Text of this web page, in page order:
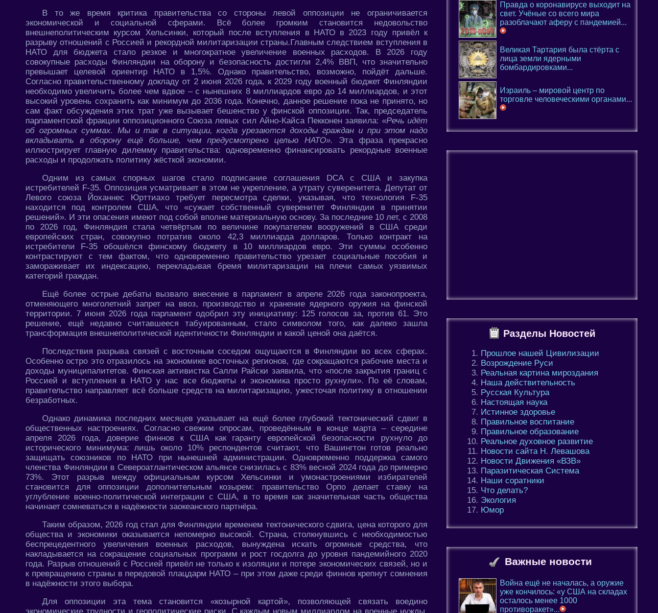
В то же время критика правительства со стороны левой оппозиции не ограничивается
экономической и социальной сферами. Всё более громким становится недовольство
внешнеполитическим курсом Хельсинки, который после вступления в НАТО в 2023 году привёл к
разрыву отношений с Россией и рекордной милитаризации страны.Главным следствием вступления в
НАТО для бюджета стало резкое и многократное увеличение военных расходов. В 2026 году
совокупные расходы Финляндии на оборону и безопасность достигли 2,4% ВВП, что значительно
превышает целевой ориентир НАТО в 1,5%. Однако правительство, возможно, пойдёт дальше.
Согласно правительственному докладу от 2 июня 2026 года, к 2029 году военный бюджет Финляндии
необходимо увеличить более чем вдвое – с нынешних 8 миллиардов евро до 14 миллиардов, и этот
высокий уровень сохранить как минимум до 2036 года. Конечно, данное решение пока не принято, но
сам факт обсуждения этих трат уже вызывает бешенство у финской оппозиции. Так, председатель
парламентской фракции оппозиционного Союза левых сил Айно-Кайса Пекконен заявила: «Речь идёт
об огромных суммах. Мы и так в ситуации, когда урезаются доходы граждан и при этом надо
вкладывать в оборону ещё больше, чем предусмотрено целью НАТО».
Эта фраза прекрасно
иллюстрирует главную дилемму правительства: одновременно финансировать рекордные военные
расходы и продолжать политику жёсткой экономии.
Одним из самых спорных шагов стало подписание соглашения DCA с США и закупка
истребителей F-35. Оппозиция усматривает в этом не укрепление, а утрату суверенитета. Депутат от
Левого союза Йоханнес Юрттиахо требует пересмотра сделки, указывая, что технология F-35
находится под контролем США, что «сужает собственный суверенитет Финляндии в принятии
решений». И эти опасения имеют под собой вполне материальную основу. За последние 10 лет, с 2008
по 2026 год, Финляндия стала четвёртым по величине покупателем вооружений в США среди
европейских стран, совокупно потратив около 42,3 миллиарда долларов. Только контракт на
истребители F-35 обошёлся финскому бюджету в 10 миллиардов евро. Эти суммы особенно
контрастируют с тем фактом, что одновременно правительство урезает социальные пособия и
замораживает их индексацию, перекладывая бремя милитаризации на плечи самых уязвимых
категорий граждан.
Ещё более острые дебаты вызвало внесение в парламент в апреле 2026 года законопроекта,
отменяющего многолетний запрет на ввоз, производство и хранение ядерного оружия на финской
территории. 7 июня 2026 года парламент одобрил эту инициативу: 125 голосов за, против 61. Это
решение, ещё недавно считавшееся табуированным, стало символом того, как далеко зашла
трансформация внешнеполитической идентичности Финляндии и какой ценой она даётся.
Последствия разрыва связей с восточным соседом ощущаются в Финляндии во всех сферах.
Особенно остро это отразилось на экономике восточных регионов, где сокращаются рабочие места и
доходы муниципалитетов. Финская активистка Салли Райски заявила, что «после закрытия границ с
Россией и вступления в НАТО у нас все бюджеты и экономика просто рухнули». По её словам,
правительство направляет всё больше средств на милитаризацию, ужесточая политику в отношении
безработных.
Однако динамика последних месяцев указывает на ещё более глубокий тектонический сдвиг в
общественных настроениях. Согласно свежим опросам, проведённым в конце марта – середине
апреля 2026 года, доверие финнов к США как гаранту европейской безопасности рухнуло до
исторического минимума: лишь около 10% респондентов считают, что Вашингтон готов реально
защищать союзников по НАТО при нынешней администрации. Одновременно поддержка самого
членства Финляндии в Североатлантическом альянсе снизилась с 83% весной 2024 года до примерно
73%. Этот разрыв между официальным курсом Хельсинки и умонастроениями избирателей
становится для оппозиции дополнительным козырем: правительство Орпо делает ставку на
углубление военно-политической интеграции с США, в то время как значительная часть общества
начинает сомневаться в надёжности заокеанского партнёра.
Таким образом, 2026 год стал для Финляндии временем тектонического сдвига, цена которого для
общества и экономики оказывается непомерно высокой. Страна, столкнувшись с необходимостью
беспрецедентного увеличения военных расходов, вынуждена искать огромные средства, что
накладывается на сокращение социальных программ и рост госдолга до уровня пандемийного 2020
года. Разрыв отношений с Россией привёл не только к изоляции и потере экономических связей, но и
к превращению страны в передовой плацдарм НАТО – при этом даже среди финнов крепнут сомнения
в надёжности этого выбора.
Для оппозиции эта тема становится «козырной картой», позволяющей связать воедино
Правда о коронавирусе выходит на
свет. Учёные со всего мира
разоблачают аферу с пандемией...
Великая Тартария была стёрта с
лица земли ядерными
бомбардировками...
Израиль – мировой центр по
торговле человеческими органами...
Разделы Новостей
Прошлое нашей Цивилизации
Возрождение Руси
Реальная картина мироздания
Наша действительность
Русская Культура
Настоящая наука
Истинное здоровье
Правильное воспитание
Правильное образование
Реальное духовное развитие
Новости сайта Н. Левашова
Новости Движения «ВЗВ»
Паразитическая Система
Наши соратники
Что делать?
Экология
Юмор
Важные новости
Война ещё не началась, а оружие
уже кончилось: «у США на складах
осталось менее 1000
противоракет»...